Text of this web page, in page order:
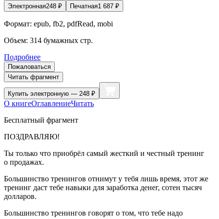
Электронная248 ₽ Печатная1 687 ₽
Формат: epub, fb2, pdfRead, mobi
Объем: 314 бумажных стр.
Подробнее
Пожаловаться
Читать фрагмент
Купить электронную — 248 ₽
О книгеОглавлениеЧитать
Бесплатный фрагмент
ПОЗДРАВЛЯЮ!
Ты только что приобрёл самый жесткий и честный тренинг
о продажах.
Большинство тренингов отнимут у тебя лишь время, этот же
тренинг даст тебе навыки для заработка денег, сотен тысяч
долларов.
Большинство тренингов говорят о том, что тебе надо